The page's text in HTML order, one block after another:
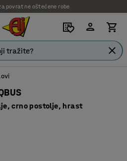
7 godina garancije
crno postolje, hrast